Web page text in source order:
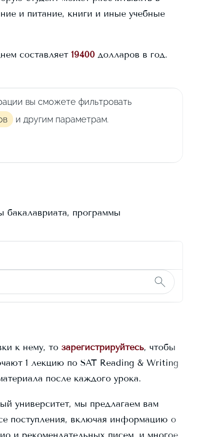
и питание, книги и иные учебные
составляет 19400 долларов в год.
вы сможете фильтровать
и другим параметрам.
бакалавриата, программы
к нему, то зарегистрируйтесь, чтобы
1 лекцию по SAT Reading & Writing
после каждого урока.
университет, мы предлагаем вам
поступления, включая информацию о